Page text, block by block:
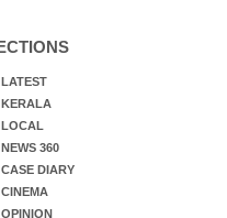
LATEST
KERALA
LOCAL
NEWS 360
CASE DIARY
CINEMA
OPINION